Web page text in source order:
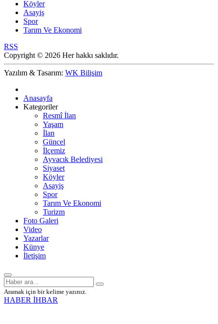
Köyler
Asayiş
Spor
Tarım Ve Ekonomi
RSS
Copyright © 2026 Her hakkı saklıdır.
Yazılım & Tasarım: WK Bilişim
Anasayfa
Kategoriler
Resmî İlan
Yaşam
İlan
Güncel
İlçemiz
Ayvacık Belediyesi
Siyaset
Köyler
Asayiş
Spor
Tarım Ve Ekonomi
Turizm
Foto Galeri
Video
Yazarlar
Künye
İletişim
Aramak için bir kelime yazınız.
HABER İHBAR